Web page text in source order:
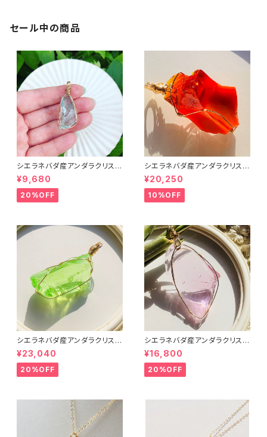
セール中の商品
シエラネバダ産アンダラクリスタ
ル★宝石質～Gem Cyan Ang
el～【世界で1つだけのアンダラ
ペンダントトップ】
¥9,680
20%OFF
シエラネバダ産アンダラクリスタ
ル★宝石質～Gem Rare Lem
urian Sunrise～【世界で1つだ
けのアンダラペンダントトップ】
¥20,250
10%OFF
シエラネバダ産アンダラクリスタ
ル★～Gem Eternal Spring～
【世界で1つだけのアンダラペン
ダントトップ】
¥23,040
20%OFF
シエラネバダ産アンダラクリスタ
ル★宝石質～Gem Hart Of G
ot Wthi Pink～【世界で1つだ
けのアンダラペンダントトップ】
¥16,800
20%OFF